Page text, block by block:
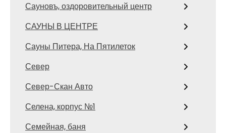
Сауновъ, оздоровительный центр
САУНЫ В ЦЕНТРЕ
Сауны Питера, На Пятилеток
Север
Север-Скан Авто
Селена, корпус №1
Семейная, баня